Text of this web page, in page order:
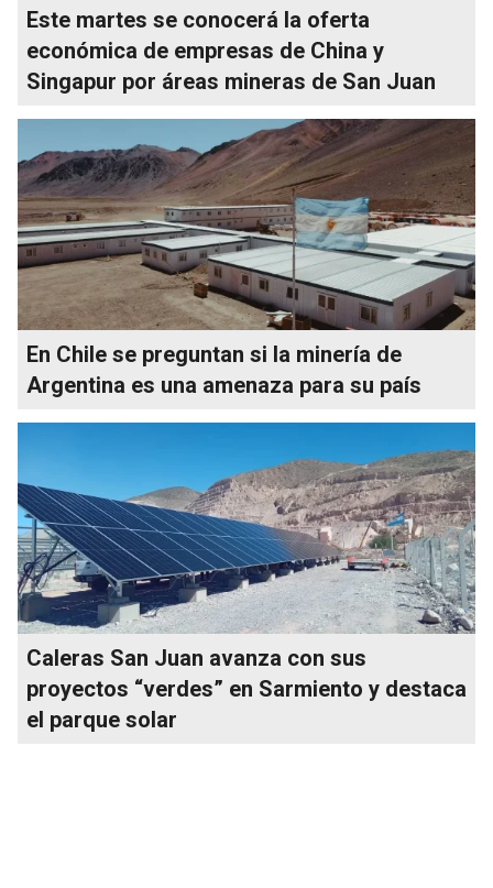
Este martes se conocerá la oferta
económica de empresas de China y
Singapur por áreas mineras de San Juan
En Chile se preguntan si la minería de
Argentina es una amenaza para su país
Caleras San Juan avanza con sus
proyectos “verdes” en Sarmiento y destaca
el parque solar